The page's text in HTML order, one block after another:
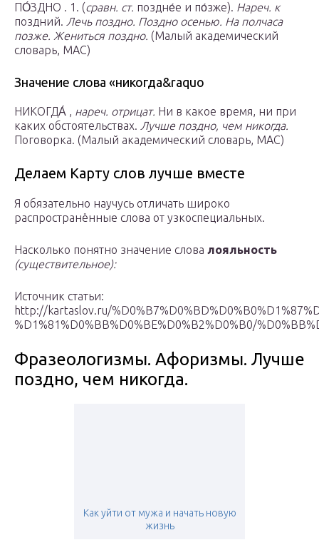
ПО́ЗДНО . 1. (сравн. ст. поздне́е и по́зже). Нареч. к
поздний. Лечь поздно. Поздно осенью. На полчаса
позже. Жениться поздно. (Малый академический
словарь, МАС)
Значение слова «никогда&raquo
НИКОГДА́ , нареч. отрицат. Ни в какое время, ни при
каких обстоятельствах. Лучше поздно, чем никогда.
Поговорка. (Малый академический словарь, МАС)
Делаем Карту слов лучше вместе
Я обязательно научусь отличать широко
распространённые слова от узкоспециальных.
Насколько понятно значение слова лояльность
(существительное):
Источник статьи:
http://kartaslov.ru/
%D1%81%D0%BB%D0%BE%D0%B2%D0%B0/
Фразеологизмы. Афоризмы. Лучше
поздно, чем никогда.
Как уйти от мужа и начать новую
жизнь